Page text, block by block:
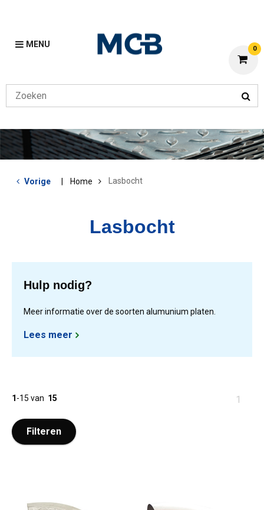
MENU 0
Vorige Home Lasbocht
Lasbocht
Hulp nodig?
Meer informatie over de soorten alumunium platen.
Lees meer
1-15 van 15
U1
Filteren